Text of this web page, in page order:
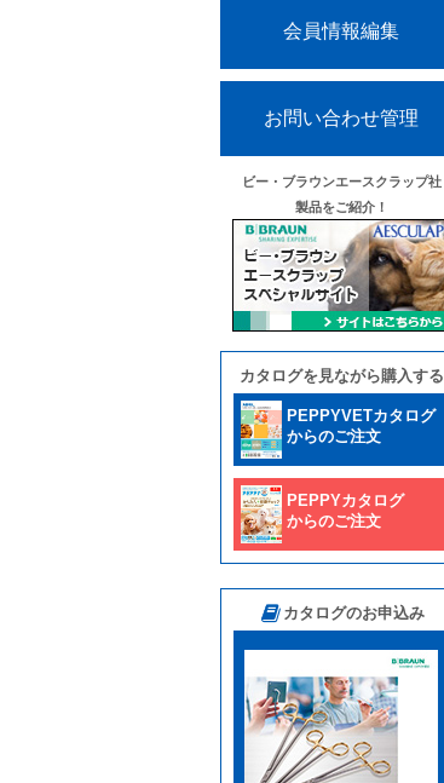
会員情報編集
お問い合わせ管理
ビー・ブラウンエースクラップ社
製品をご紹介！
カタログを見ながら購入する
PEPPYVETカタログ
からのご注文
PEPPYカタログ
からのご注文
カタログのお申込み